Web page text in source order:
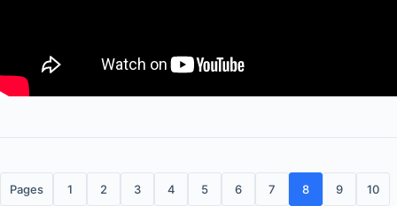
Pages 1 2 3 4 5 6 7 8 9 10